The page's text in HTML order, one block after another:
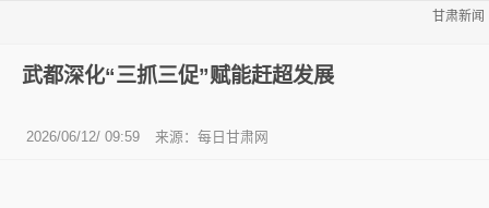
甘肃新闻
武都深化“三抓三促”赋能赶超发展
2026/06/12/ 09:59 来源：每日甘肃网